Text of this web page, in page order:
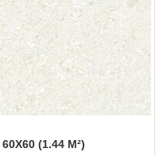
(1.44 M²)